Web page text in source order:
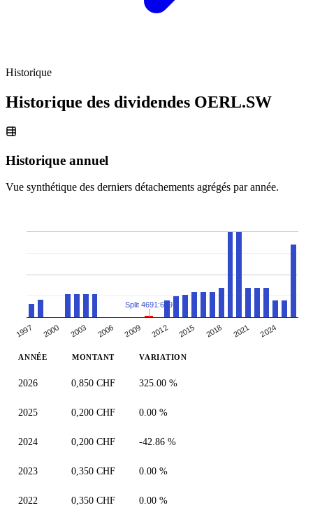
Historique
Historique des dividendes OERL.SW
Historique annuel
Vue synthétique des derniers détachements agrégés par année.
1997 2000 2003 2006 2009 2012 2015 2018 2021 2024
Split 4691:649
ANNÉE MONTANT VARIATION
2026 0,850 CHF 325.00 %
2025 0,200 CHF 0.00 %
2024 0,200 CHF -42.86 %
2023 0,350 CHF 0.00 %
2022 0,350 CHF 0.00 %